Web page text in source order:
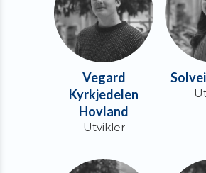
Vegard
Kyrkjedelen
Hovland
Utvikler